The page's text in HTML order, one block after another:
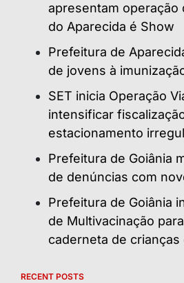
apresentam operação
do Aparecida é Show
Prefeitura de
de jovens à
SET inicia Operação
intensificar
estacionamento
Prefeitura de Goiânia
de denúncias com
Prefeitura de Goiânia
de Multivacinação
caderneta de
RECENT POSTS